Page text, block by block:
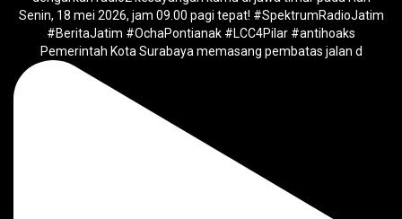
Pemerintah Kota Surabaya memasang pembatas jalan d